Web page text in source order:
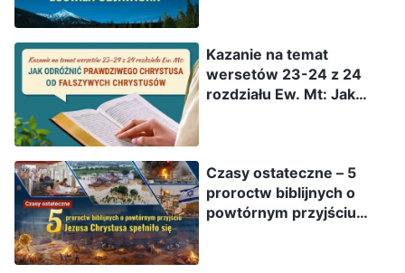
zamiast tego osobiście stał się ciałem i przybył
na ziemię, gdzie został nawet ukrzyżowany za
ludzkość, wybawiając ją od grzechu. Na tej
podstawie widzimy, że to na ziemi Bóg stale
wykonuje dzieło dla zbawienia człowieka,
czciła. Nasza ciągła tęsknota za tym, by zostać
uniesionymi do nieba, jest w oczywisty sposób
niezgodna z wolą Boga!
Kazanie na temat
wersetów 23-24 z 24
rozdziału Ew. Mt: Jak
Czasy ostateczne – 5
proroctw biblijnych o
powtórnym przyjściu